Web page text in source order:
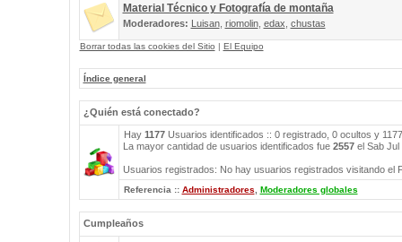
Material Técnico y Fotografía de montaña
Moderadores: Luisan, riomolin, edax chustas
Borrar todas las cookies del Sitio | El Equipo
Índice general
¿Quién está conectado?
Hay 1177Usuarios identificados :: 0 registrado, 0 ocultos y
La mayor cantidad de usuarios identificados fue 2557el Sab Jul
Usuarios registrados: No hay usuarios registrados visitando el
Referencia :: Administradores Moderadores globales
Cumpleaños